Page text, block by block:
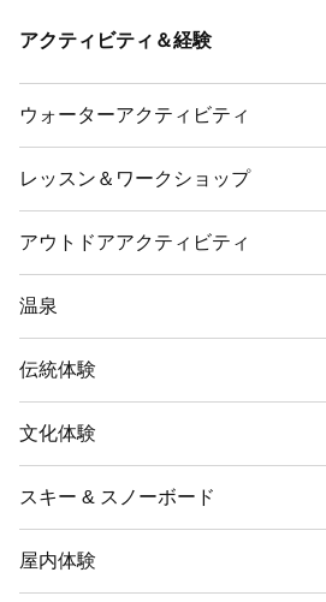
アクティビティ＆経験
ウォーターアクティビティ
レッスン＆ワークショップ
アウトドアアクティビティ
温泉
伝統体験
文化体験
スキー & スノーボード
屋内体験